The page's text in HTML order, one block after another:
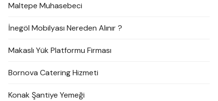
Maltepe Muhasebeci
İnegöl Mobilyası Nereden Alınır ?
Makaslı Yük Platformu Firması
Bornova Catering Hizmeti
Konak Şantiye Yemeği